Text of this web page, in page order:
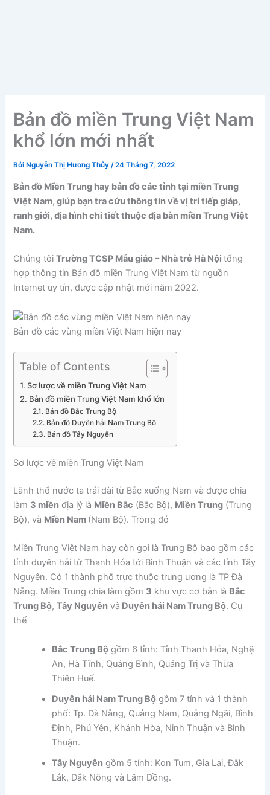
Bản đồ miền Trung Việt Nam
khổ lớn mới nhất
Bởi Nguyễn Thị Hương Thủy/24 Tháng 7, 2022
Bản đồ Miền Trung hay bản đồ các tỉnh tại miền Trung
Việt Nam, giúp bạn tra cứu thông tin về vị trí tiếp giáp,
ranh giới, địa hình chi tiết thuộc địa bàn miền Trung Việt
Nam.
Chúng tôiTrường TCSP Mẫu giáo – Nhà trẻ Hà Nộitổng
hợp thông tin Bản đồ miền Trung Việt Nam từ nguồn
Internet uy tín, được cập nhật mới năm 2022.
Bản đồ các vùng miền Việt Nam hiện nay
Table of Contents
Sơ lược về miền Trung Việt Nam
Bản đồ miền Trung Việt Nam khổ lớn
Bản đồ Bắc Trung Bộ
Bản đồ Duyên hải Nam Trung Bộ
Bản đồ Tây Nguyên
Sơ lược về miền Trung Việt Nam
Lãnh thổ nước ta trải dài từ Bắc xuống Nam và được chia
làm 3 miền địa lý là Miền Bắc (Bắc Bộ), Miền Trung (Trung
Bộ), và Miền Nam (Nam Bộ). Trong đó
Miền Trung Việt Nam hay còn gọi là Trung Bộ bao gồm các
tỉnh duyên hải từ Thanh Hóa tới Bình Thuận và các tỉnh Tây
Nguyên. Có 1 thành phố trực thuộc trung ương là TP Đà
Nẵng. Miền Trung chia làm gồm 3 khu vực cơ bản là Bắc
Trung Bộ,Tây Nguyên và Duyên hải Nam Trung Bộ. Cụ
thể
Bắc Trung Bộ gồm 6 tỉnh: Tỉnh Thanh Hóa, Nghệ
An, Hà Tĩnh, Quảng Bình, Quảng Trị và Thừa
Thiên Huế.
Duyên hải Nam Trung Bộ gồm 7 tỉnh và 1 thành
phố: Tp. Đà Nẵng, Quảng Nam, Quảng Ngãi, Bình
Định, Phú Yên, Khánh Hòa, Ninh Thuận và Bình
Thuận.
Tây Nguyên gồm 5 tỉnh: Kon Tum, Gia Lai, Đắk
Lắk, Đắk Nông và Lâm Đồng.